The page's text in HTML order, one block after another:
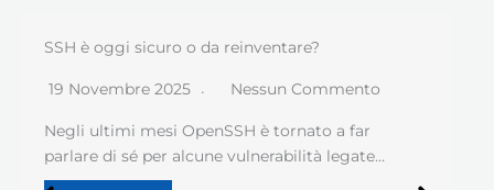
SSH è oggi sicuro o da reinventare?
19 Novembre 2025 Nessun Commento
Negli ultimi mesi OpenSSH è tornato a far
parlare di sé per alcune vulnerabilità legate…